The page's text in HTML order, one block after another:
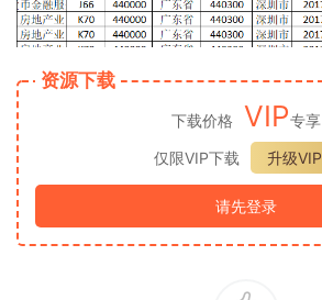
资源下载
下载价格 VIP专享
仅限VIP下载
升级VIP
请先登录